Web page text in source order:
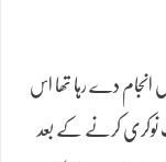
انجام دے رہا تھا اس
نوکری کرنے کے بعد